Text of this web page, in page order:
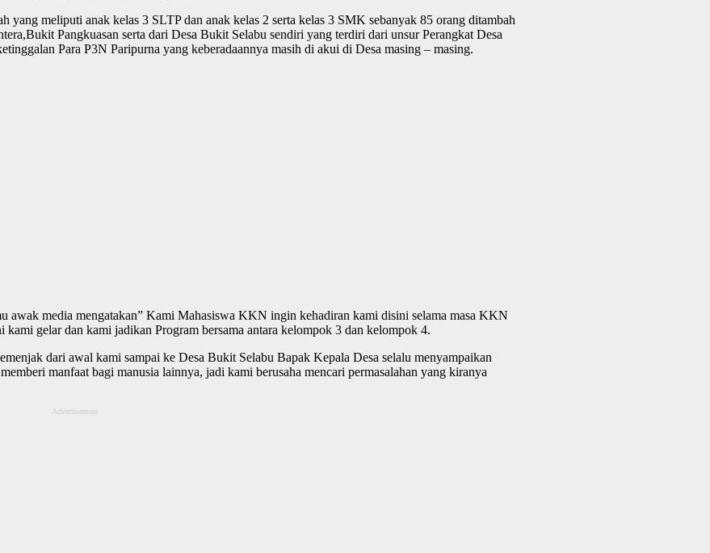
yang meliputi anak kelas 3 SLTP dan anak kelas 2 serta kelas 3 SMK sebanyak 85 orang ditambah
Pangkuasan serta dari Desa Bukit Selabu sendiri yang terdiri dari unsur Perangkat Desa
Para P3N Paripurna yang keberadaannya masih di akui di Desa masing – masing.
awak media mengatakan” Kami Mahasiswa KKN ingin kehadiran kami disini selama masa KKN
gelar dan kami jadikan Program bersama antara kelompok 3 dan kelompok 4.
dari awal kami sampai ke Desa Bukit Selabu Bapak Kepala Desa selalu menyampaikan
manfaat bagi manusia lainnya, jadi kami berusaha mencari permasalahan yang kiranya
Advertisement